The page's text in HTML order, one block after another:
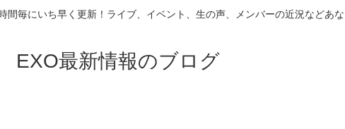
毎にいち早く更新！ライブ、イベント、生の声、メンバーの近況などあ
EXO最新情報のブログ